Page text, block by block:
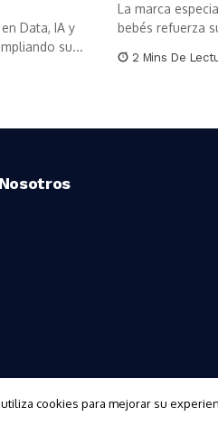
Data, IA y
su...
La marca
bebés refuerza
2 Mins De
cookies para mejorar su